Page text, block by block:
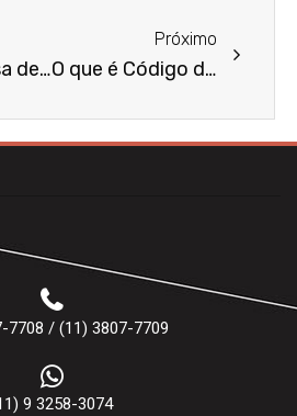
O que é Causa de Rescisão Contratual?
Próximo
O que é Código de Processo Civil?
7708 / (11) 3807-7709
9 3258-3074